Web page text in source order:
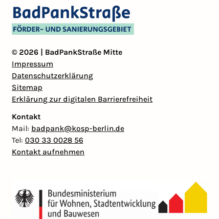
© 2026 | BadPankStraße Mitte
Impressum
Datenschutzerklärung
Sitemap
Erklärung zur digitalen Barrierefreiheit
Kontakt
Mail: badpank@kosp-berlin.de
Tel: 030 33 0028 56
Kontakt aufnehmen